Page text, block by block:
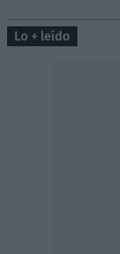
Lo + leído